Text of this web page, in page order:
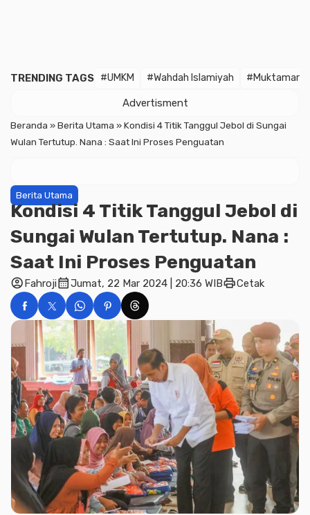
TRENDING TAGS #UMKM #Wahdah Islamiyah #Muktamar
Advertisment
Beranda »Berita Utama »Kondisi 4 Titik Tanggul Jebol di Sungai
Wulan Tertutup. Nana : Saat Ini Proses Penguatan
Berita Utama
Kondisi 4 Titik Tanggul Jebol di
Sungai Wulan Tertutup. Nana :
Saat Ini Proses Penguatan
account_circleFahrojicalendar_monthJumat, 22 Mar 2024 | 20:36 WIBprintCetak